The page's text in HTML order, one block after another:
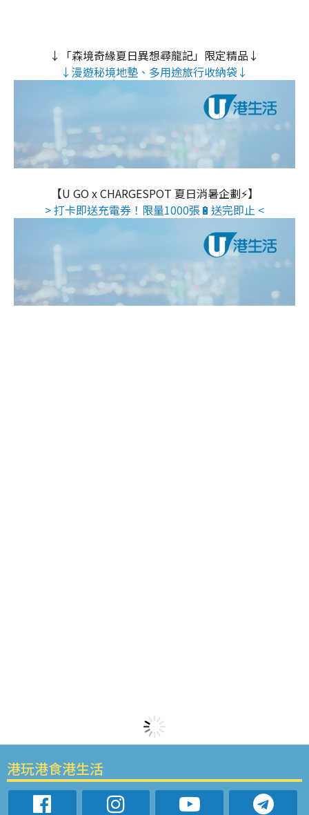
↓「森境奇緣夏日異想尋龍記」限定精品↓
↓漫遊秘境地墊、多用途旅行收納袋↓
【U GO x CHARGESPOT 夏日消暑企劃⚡】
> 打卡即送充電券！限量1000張🔋送完即止 <
港玩港食港生活